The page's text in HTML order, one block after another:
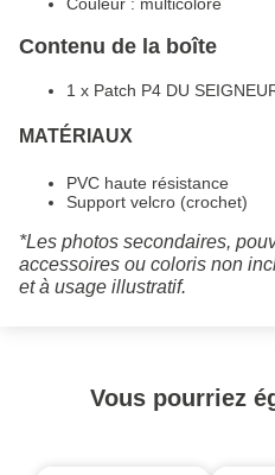
Contenu de la boîte
1 x Patch P4 DU
MATÉRIAUX
PVC haute résistance
Support velcro (crochet)
*Les photos secondaires,
accessoires ou coloris non
et à usage illustratif.
Vous pourriez